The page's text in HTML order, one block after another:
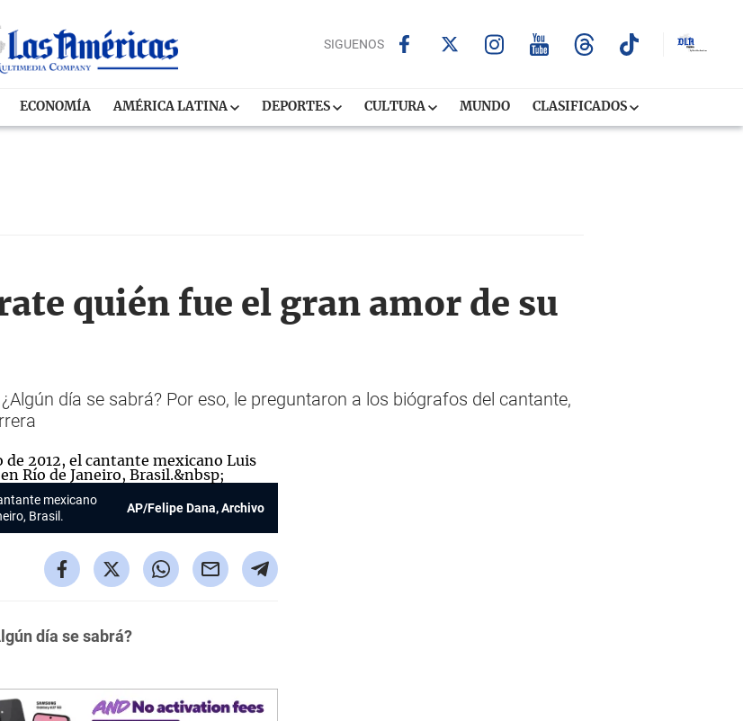
SIGUENOS
ECONOMÍA AMÉRICA LATINA DEPORTES CULTURA MUNDO CLASIFICADOS
quién fue el gran amor de su
día se sabrá? Por eso, le preguntaron a los biógrafos del cantante,
mexicano
Brasil.
AP/Felipe Dana, Archivo
día se sabrá?